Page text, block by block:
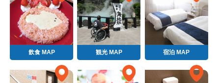
飲食 MAP 観光 MAP 宿泊 MAP